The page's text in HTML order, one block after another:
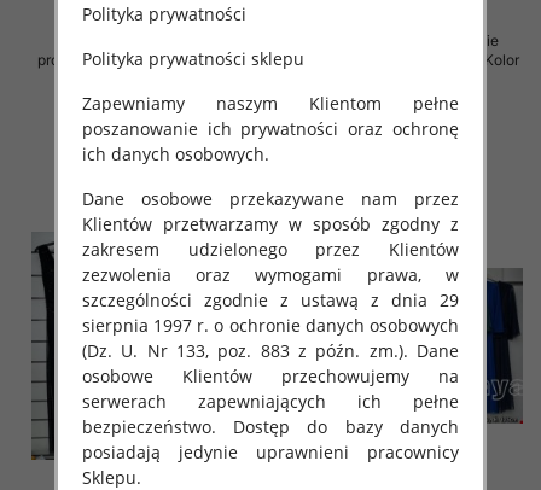
produkt) Roz Standard, Mix Kolor
76.00 zł
Sukienki damskie (Włoskie
produkt) Roz Standard, Mix Kolor
76.00 zł
Polityka prywatności
Polityka prywatności sklepu
Zapewniamy naszym Klientom pełne
poszanowanie ich prywatności oraz ochronę
ich danych osobowych.
Dane osobowe przekazywane nam przez
Klientów przetwarzamy w sposób zgodny z
zakresem udzielonego przez Klientów
zezwolenia oraz wymogami prawa, w
szczególności zgodnie z ustawą z dnia 29
sierpnia 1997 r. o ochronie danych osobowych
(Dz. U. Nr 133, poz. 883 z późn. zm.). Dane
osobowe Klientów przechowujemy na
serwerach zapewniających ich pełne
bezpieczeństwo. Dostęp do bazy danych
posiadają jedynie uprawnieni pracownicy
Sklepu.